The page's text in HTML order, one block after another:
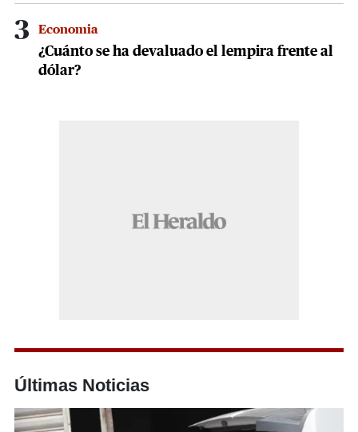
3 Economia
¿Cuánto se ha devaluado el lempira frente al
dólar?
Últimas Noticias